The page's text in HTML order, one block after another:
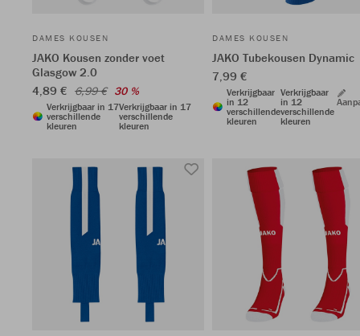
DAMES KOUSEN
JAKO Kousen zonder voet
Glasgow 2.0
4,89 € 6,99 € 30 %
Verkrijgbaar in 17
verschillende
kleuren
Verkrijgbaar in 17
verschillende
kleuren
DAMES KOUSEN
JAKO Tubekousen Dynamic
7,99 €
Verkrijgbaar
in 12
verschillende
kleuren
Verkrijgbaar
in 12
verschillende
kleuren